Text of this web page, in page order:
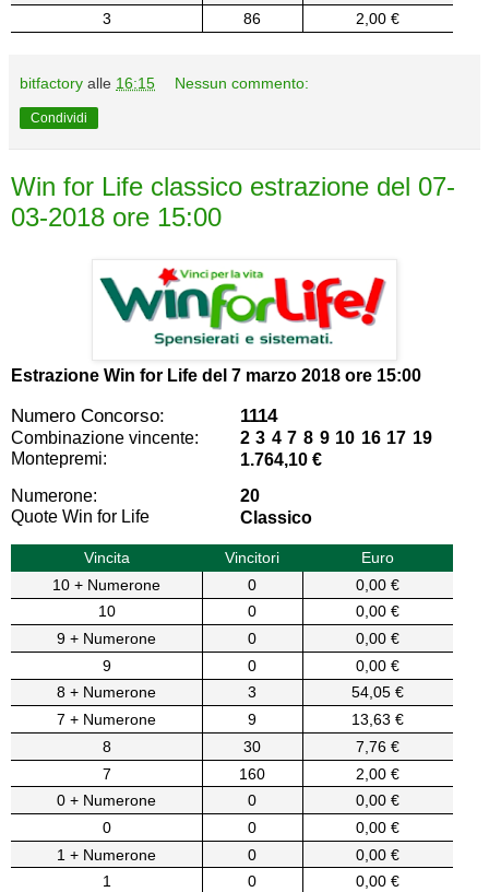
3
86 2,00 €
bitfactory alle 16:15 Nessun commento:
Condividi
Win for Life classico estrazione del 07-
03-2018 ore 15:00
Estrazione Win for Life del 7 marzo 2018 ore 15:00
Numero Concorso: 1114
Combinazione vincente:
2 3 4 7 8 9 10 16 17 19
Montepremi:
1.764,10 €
Numerone:
20
Quote Win for Life
Classico
Vincita Vincitori
Euro
10 + Numerone
0
0,00 €
10
0
0,00 €
9 + Numerone
0
0,00 €
9
0
0,00 €
8 + Numerone
3
54,05 €
7 + Numerone
9
13,63 €
8
30
7,76 €
7
160
2,00 €
0 + Numerone
0
0,00 €
0
0
0,00 €
1 + Numerone
0
0,00 €
1
0
0,00 €